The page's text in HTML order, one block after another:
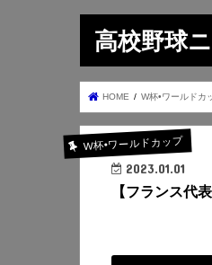
高校野球
HOME W杯•ワールドカ
W杯•ワールドカップ
2023.01.01
【フランス代